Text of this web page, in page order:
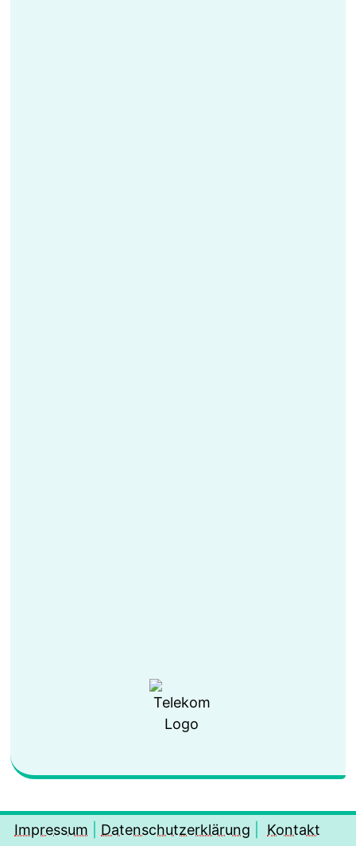
Impressum Datenschutzerklärung Kontakt